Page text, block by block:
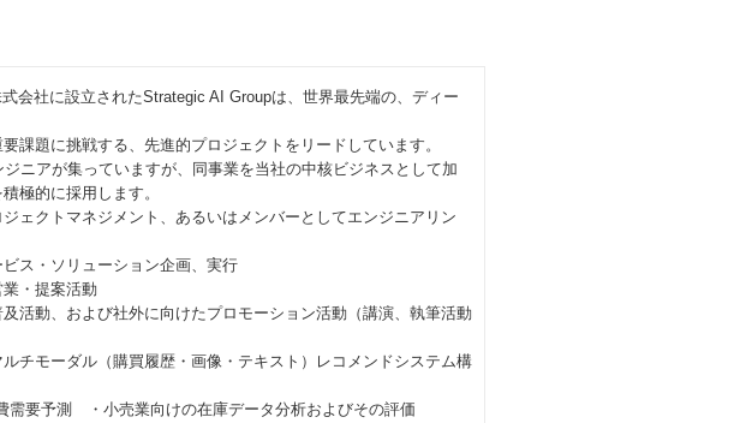
会社に設立されたStrategic AI Groupは、世界最先端の、ディー
課題に挑戦する、先進的プロジェクトをリードしています。
ニアが集っていますが、同事業を当社の中核ビジネスとして加
極的に採用します。
ェクトマネジメント、あるいはメンバーとしてエンジニアリン
ス・ソリューション企画、実行
・提案活動
活動、および社外に向けたプロモーション活動（講演、執筆活動
チモーダル（購買履歴・画像・テキスト）レコメンドシステム構
需要予測 ・小売業向けの在庫データ分析およびその評価